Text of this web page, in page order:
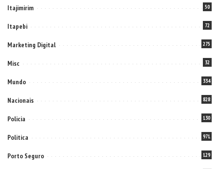
Itajimirim 50
Itapebi 72
Marketing Digital 275
Misc 32
Mundo 334
Nacionais 828
Policia 130
Politica 971
Porto Seguro 129